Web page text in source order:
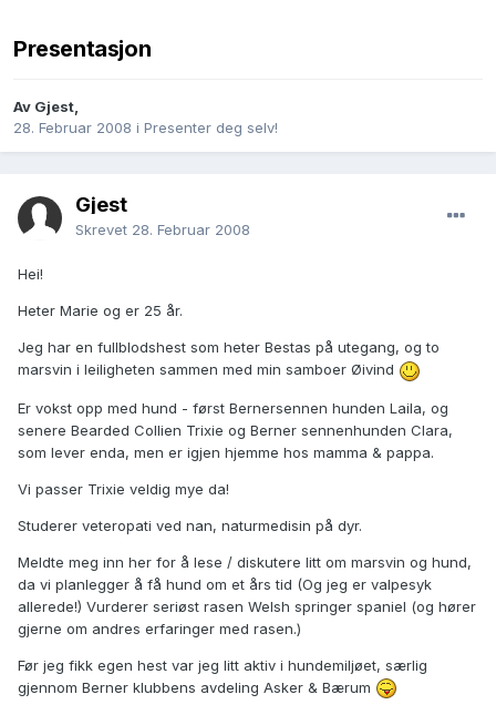
Presentasjon
Av Gjest,
28. Februar 2008 i Presenter deg selv!
Gjest
Skrevet 28. Februar 2008
Hei!
Heter Marie og er 25 år.
Jeg har en fullblodshest som heter Bestas på utegang, og to
marsvin i leiligheten sammen med min samboer Øivind
Er vokst opp med hund - først Bernersennen hunden Laila, og
senere Bearded Collien Trixie og Berner sennenhunden Clara,
som lever enda, men er igjen hjemme hos mamma & pappa.
Vi passer Trixie veldig mye da!
Studerer veteropati ved nan, naturmedisin på dyr.
Meldte meg inn her for å lese / diskutere litt om marsvin og hund,
da vi planlegger å få hund om et års tid (Og jeg er valpesyk
allerede!) Vurderer seriøst rasen Welsh springer spaniel (og hører
gjerne om andres erfaringer med rasen.)
Før jeg fikk egen hest var jeg litt aktiv i hundemiljøet, særlig
gjennom Berner klubbens avdeling Asker & Bærum